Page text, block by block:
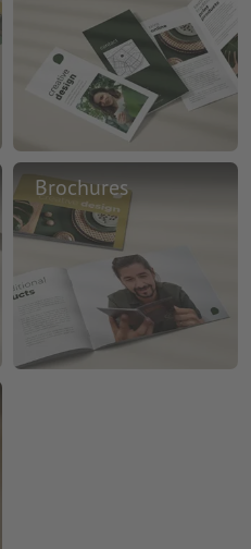
Brochures